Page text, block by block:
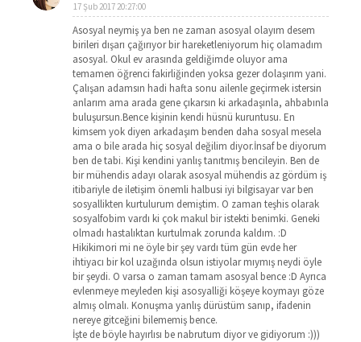
17 Şub 2017 20:27:00
Asosyal neymiş ya ben ne zaman asosyal olayım desem
birileri dışarı çağırıyor bir hareketleniyorum hiç olamadım
asosyal. Okul ev arasında geldiğimde oluyor ama
temamen öğrenci fakirliğinden yoksa gezer dolaşırım yani.
Çalışan adamsın hadi hafta sonu ailenle geçirmek istersin
anlarım ama arada gene çıkarsın ki arkadaşınla, ahbabınla
buluşursun.Bence kişinin kendi hüsnü kuruntusu. En
kimsem yok diyen arkadaşım benden daha sosyal mesela
ama o bile arada hiç sosyal değilim diyor.İnsaf be diyorum
ben de tabi. Kişi kendini yanlış tanıtmış bencileyin. Ben de
bir mühendis adayı olarak asosyal mühendis az gördüm iş
itibariyle de iletişim önemli halbusi iyi bilgisayar var ben
sosyallikten kurtulurum demiştim. O zaman teşhis olarak
sosyalfobim vardı ki çok makul bir istekti benimki. Geneki
olmadı hastalıktan kurtulmak zorunda kaldım. :D
Hikikimori mi ne öyle bir şey vardı tüm gün evde her
ihtiyacı bir kol uzağında olsun istiyolar mıymış neydi öyle
bir şeydi. O varsa o zaman tamam asosyal bence :D Ayrıca
evlenmeye meyleden kişi asosyalliği köşeye koymayı göze
almış olmalı. Konuşma yanlış dürüstüm sanıp, ifadenin
nereye gitceğini bilememiş bence.
İşte de böyle hayırlısı be nabrutum diyor ve gidiyorum :)))